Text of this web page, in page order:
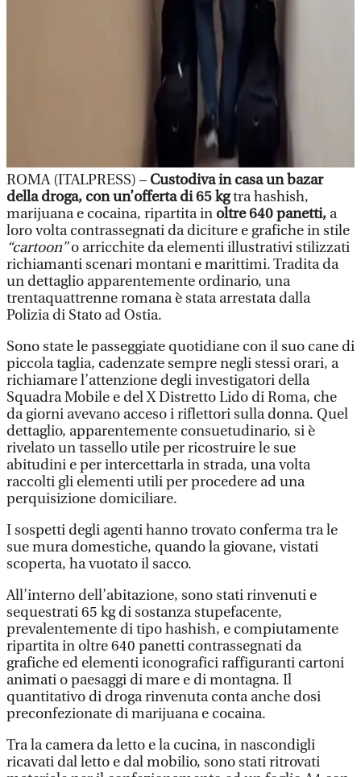
ROMA (ITALPRESS) – Custodiva in casa un bazar
della droga, con un’offerta di 65 kgtra hashish,
marijuana e cocaina, ripartita in oltre 640 panetti, a
loro volta contrassegnati da diciture e grafiche in stile
“cartoon”o arricchite da elementi illustrativi stilizzati
richiamanti scenari montani e marittimi. Tradita da
un dettaglio apparentemente ordinario, una
trentaquattrenne romana è stata arrestata dalla
Polizia di Stato ad Ostia.
Sono state le passeggiate quotidiane con il suo cane di
piccola taglia, cadenzate sempre negli stessi orari, a
richiamare l’attenzione degli investigatori della
Squadra Mobile e del X Distretto Lido di Roma, che
da giorni avevano acceso i riflettori sulla donna. Quel
dettaglio, apparentemente consuetudinario, si è
rivelato un tassello utile per ricostruire le sue
abitudini e per intercettarla in strada, una volta
raccolti gli elementi utili per procedere ad una
perquisizione domiciliare.
I sospetti degli agenti hanno trovato conferma tra le
sue mura domestiche, quando la giovane, vistati
scoperta, ha vuotato il sacco.
All’interno dell’abitazione, sono stati rinvenuti e
sequestrati 65 kg di sostanza stupefacente,
prevalentemente di tipo hashish, e compiutamente
ripartita in oltre 640 panetti contrassegnati da
grafiche ed elementi iconografici raffiguranti cartoni
animati o paesaggi di mare e di montagna. Il
quantitativo di droga rinvenuta conta anche dosi
preconfezionate di marijuana e cocaina.
Tra la camera da letto e la cucina, in nascondigli
ricavati dal letto e dal mobilio, sono stati ritrovati